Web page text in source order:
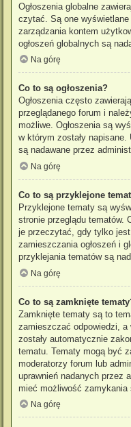
Ogłoszenia globalne
czytać. Są one
zarządzania kontem
ogłoszeń globalnych są
Na górę
Co to są ogłoszenia?
Ogłoszenia często
przeglądanego forum i
możliwe. Ogłoszenia są
w którym zostały napisane.
są nadawane przez
Na górę
Co to są przyklejone
Przyklejone tematy są
stronie przeglądu tematów.
je przeczytać, gdy tylko
zamieszczania ogłoszeń i
przyklejania tematów są
Na górę
Co to są zamknięte
Zamknięte tematy są to
zamieszczać odpowiedzi,
zostały automatycznie
tematu. Tematy mogą być
moderatorzy forum lub
uprawnień nadanych przez
mieć możliwość zamykania
Na górę